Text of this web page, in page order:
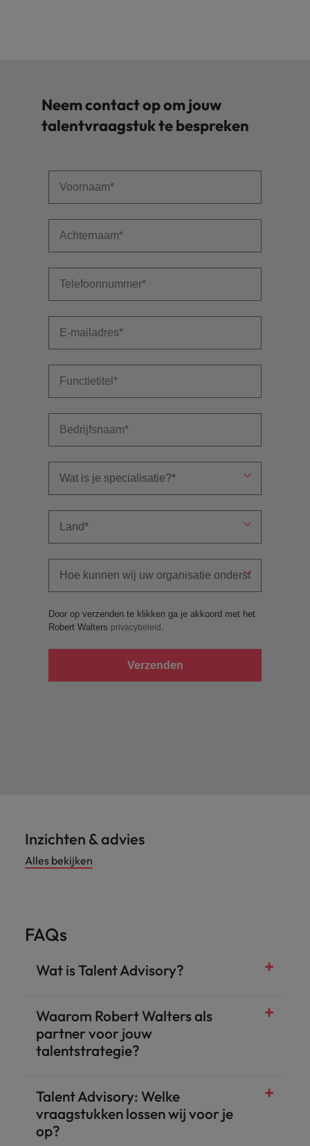
Neem contact op om jouw
talentvraagstuk te bespreken
Door op verzenden te klikken ga je akkoord met het
Robert Walters privacybeleid .
Verzenden
Inzichten & advies
Alles bekijken
FAQs
Wat is Talent Advisory?
Waarom Robert Walters als
partner voor jouw
talentstrategie?
Talent Advisory: Welke
vraagstukken lossen wij voor je
op?